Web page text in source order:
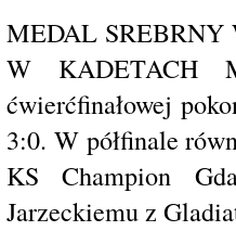
MEDAL
W KADETACH
ćwierćfinałowej
3:0. W półfinale
KS Champion
Jarzeckiemu z